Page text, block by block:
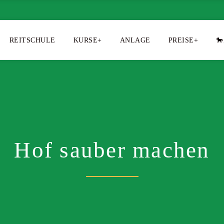
REITSCHULE KURSE+ ANLAGE PREISE+
Hof sauber machen